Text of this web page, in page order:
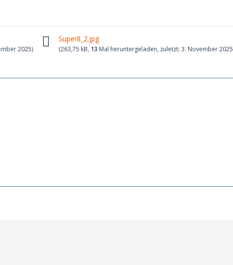
2025)
Super8_2.jpg
(263,75 kB, 13 Mal heruntergeladen, zuletzt: 3. November 2025